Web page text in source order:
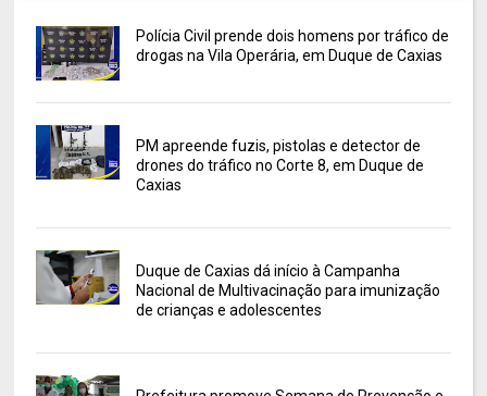
Polícia Civil prende dois homens por tráfico de
drogas na Vila Operária, em Duque de Caxias
PM apreende fuzis, pistolas e detector de
drones do tráfico no Corte 8, em Duque de
Caxias
Duque de Caxias dá início à Campanha
Nacional de Multivacinação para imunização
de crianças e adolescentes